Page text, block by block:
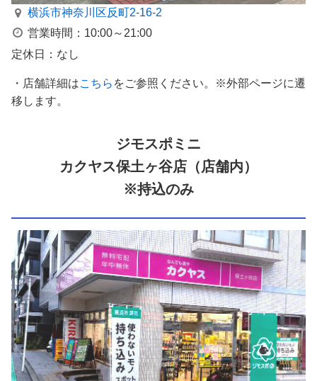
横浜市神奈川区反町2-16-2
営業時間：10:00～21:00
定休日：なし
・店舗詳細はこちら をご参照ください。※外部ページに遷
移します。
ジモスポミニ
カクヤス保土ヶ谷店（店舗内）
※持込のみ